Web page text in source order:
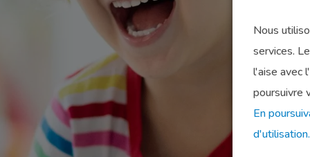
Nous
services.
l'aise avec
poursuivre
En
d'utilisation.